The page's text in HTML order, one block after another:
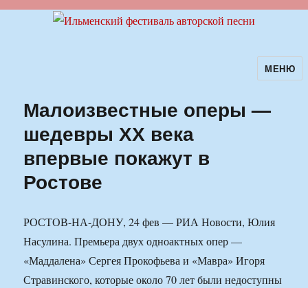
Ильменский фестиваль авторскойМЕНЮ
Малоизвестные оперы —
шедевры ХХ века
впервые покажут в
Ростове
РОСТОВ-НА-ДОНУ, 24 фев — РИА Новости, Юлия
Насулина. Премьера двух одноактных опер —
«Маддалена» Сергея Прокофьева и «Мавра» Игоря
Стравинского, которые около 70 лет были недоступны